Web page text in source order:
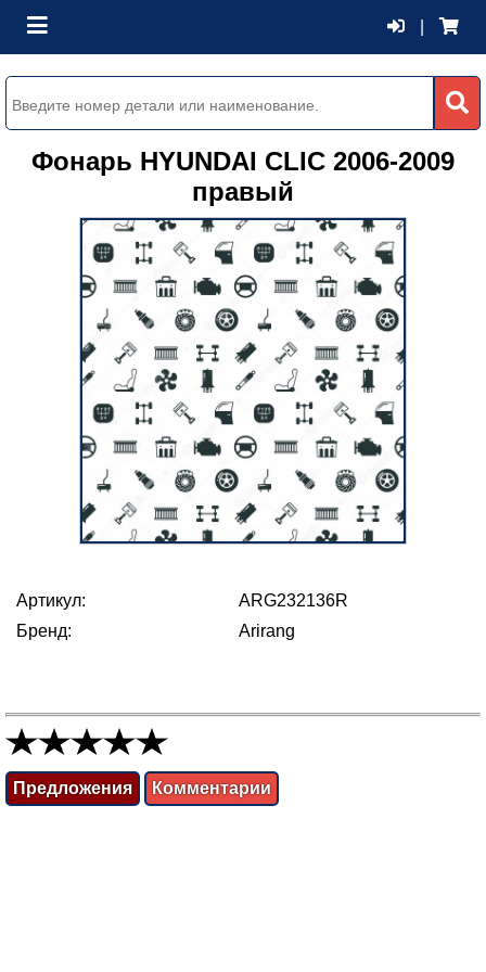
Фонарь HYUNDAI CLIC 2006-2009
правый
Артикул:
ARG232136R
Бренд:
Arirang
Предложения Комментарии